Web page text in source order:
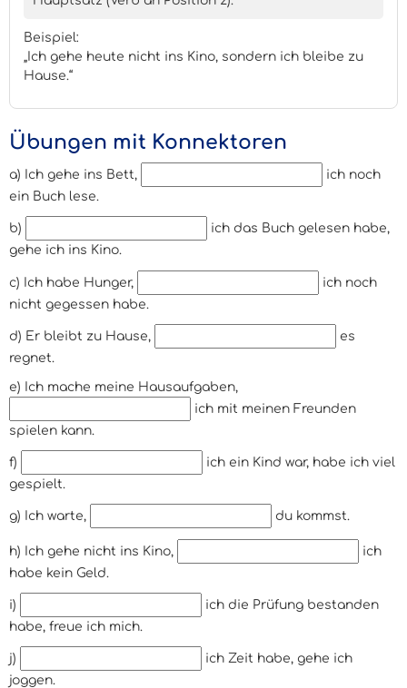
Beispiel:
„Ich gehe heute nicht ins Kino, sondern ich bleibe zu
Hause.“
Übungen mit Konnektoren
a) Ich gehe ins Bett,
ich noch
ein Buch lese.
b)
ich das Buch gelesen habe,
gehe ich ins Kino.
c) Ich habe Hunger,
ich noch
nicht gegessen habe.
d) Er bleibt zu Hause,
es
regnet.
e) Ich mache meine Hausaufgaben,
ich mit meinen Freunden
spielen kann.
f)
ich ein Kind war, habe ich viel
gespielt.
g) Ich warte, du kommst.
h) Ich gehe nicht ins Kino,
ich
habe kein Geld.
i)
ich die Prüfung bestanden
habe, freue ich mich.
j)
ich Zeit habe, gehe ich
joggen.